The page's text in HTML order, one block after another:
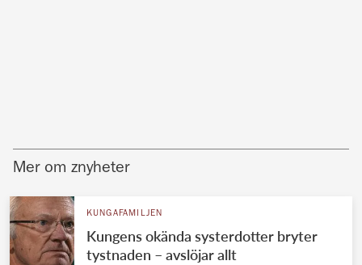
Mer om znyheter
KUNGAFAMILJEN
Kungens okända systerdotter bryter
tystnaden – avslöjar allt